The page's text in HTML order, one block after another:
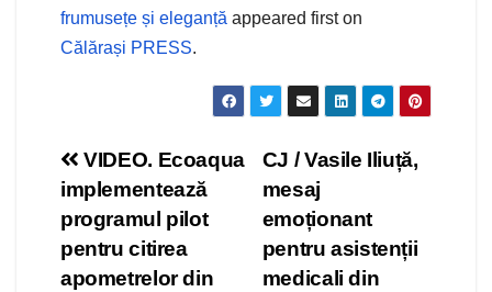
frumusețe și eleganță appeared first on
Călărași PRESS.
Navigare
în
articole
CJ / Vasile Iliuță,
mesaj
emoționant
pentru asistenții
medicali din
VIDEO. Ecoaqua
implementează
programul pilot
pentru citirea
apometrelor din